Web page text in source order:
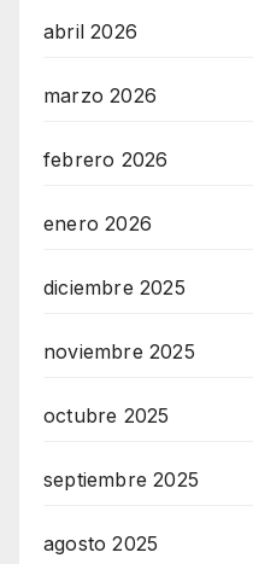
abril 2026
marzo 2026
febrero 2026
enero 2026
diciembre 2025
noviembre 2025
octubre 2025
septiembre 2025
agosto 2025